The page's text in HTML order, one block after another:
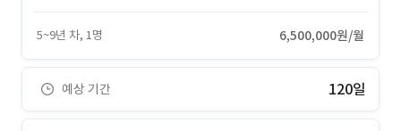
5~9년 차, 1명 6,500,000원/월
예상 기간 120일